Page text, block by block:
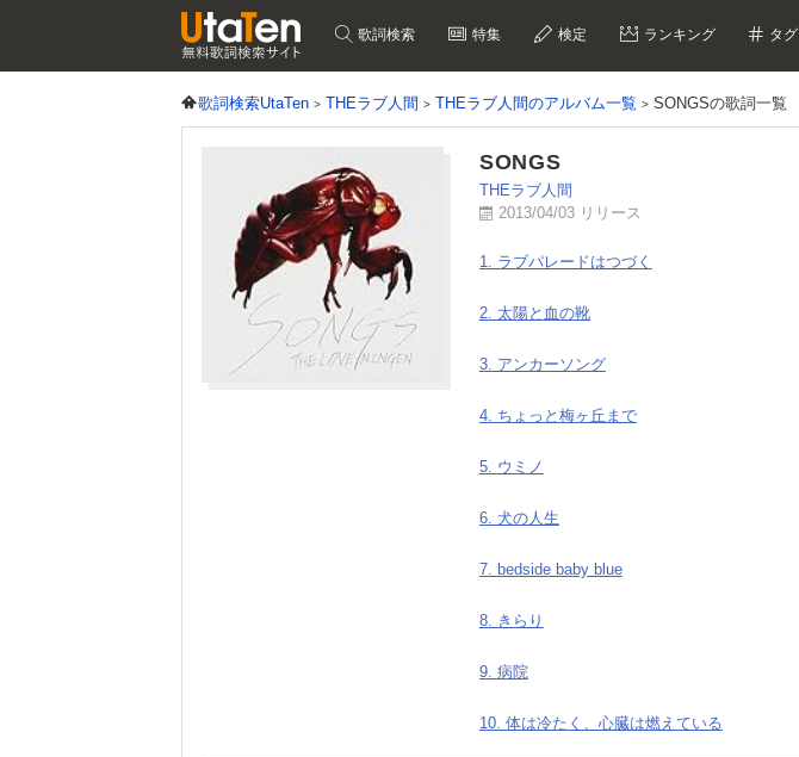
歌詞検索 特集 検定 ランキング タグ
歌詞検索UtaTen THEラブ人間 THEラブ人間のアルバム一覧 SONGSの歌詞一覧
SONGS
THEラブ人間
2013/04/03 リリース
1. ラブパレードはつづく
2. 太陽と血の靴
3. アンカーソング
4. ちょっと梅ヶ丘まで
5. ウミノ
6. 犬の人生
7. bedside baby blue
8. きらり
9. 病院
10. 体は冷たく、心臓は燃えている